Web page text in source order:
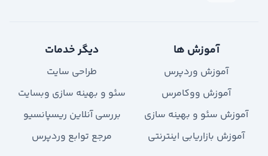
آموزش ها
آموزش وردپرس
آموزش ووکامرس
آموزش سئو و بهینه سازی
آموزش بازاریابی اینترنتی
دیگر خدمات
طراحی سایت
سئو و بهینه سازی وبسایت
بررسی آنلاین ریسپانسیو
مرجع توابع وردپرس